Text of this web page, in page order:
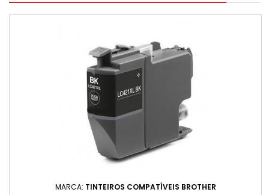
MARCA: TINTEIROS COMPATÍVEIS BROTHER